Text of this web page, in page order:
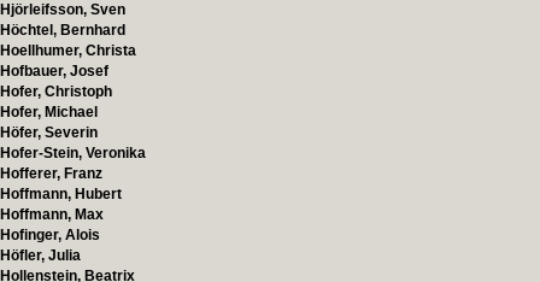
Hjörleifsson, Sven
Höchtel, Bernhard
Hoellhumer, Christa
Hofbauer, Josef
Hofer, Christoph
Hofer, Michael
Höfer, Severin
Hofer-Stein, Veronika
Hofferer, Franz
Hoffmann, Hubert
Hoffmann, Max
Hofinger, Alois
Höfler, Julia
Hollenstein, Beatrix